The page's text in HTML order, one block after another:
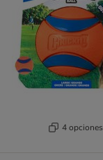
4 opciones